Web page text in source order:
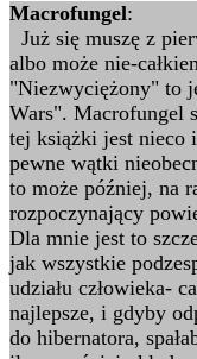
Macrofungel:
Już się muszę z
albo może nie-
"Niezwyciężony" to
Wars". Macrofungel
tej książki jest nieco
pewne wątki
to może później, na
rozpoczynający
Dla mnie jest to
jak wszystkie
udziału człowieka-
najlepsze, i gdyby
do hibernatora,